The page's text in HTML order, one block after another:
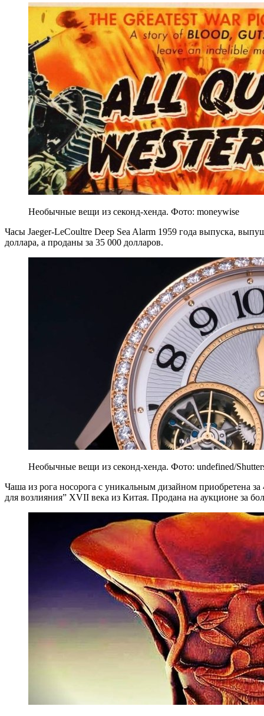
Необычные вещи из секонд-хенда. Фото: moneywise
Часы Jaeger-LeCoultre Deep Sea Alarm 1959 года выпуска,
доллара, а проданы за 35 000 долларов.
Необычные вещи из секонд-хенда. Фото: undefined/
Чаша из рога носорога с уникальным дизайном приобретена
для возлияния” XVII века из Китая. Продана на аукционе за